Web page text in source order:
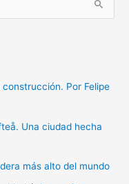
Por Felipe
Una ciudad hecha
más alto del mundo